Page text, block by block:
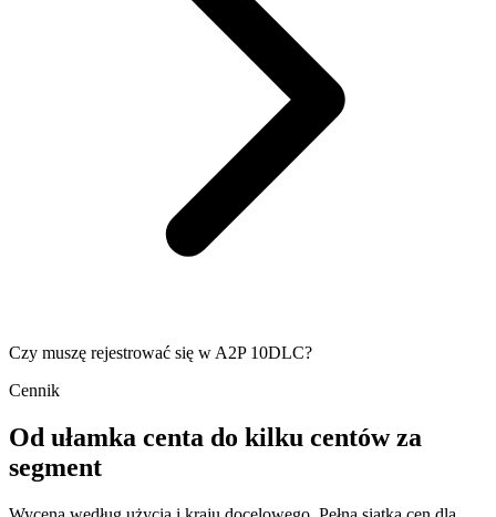
Czy muszę rejestrować się w A2P 10DLC?
Cennik
Od ułamka centa do kilku centów za
segment